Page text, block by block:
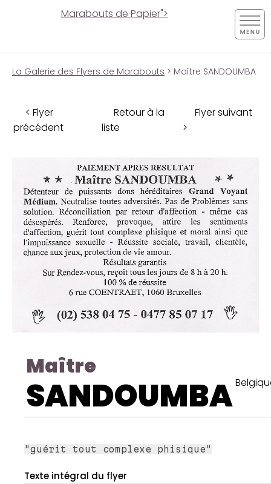
Marabouts de Papier">
La Galerie des Flyers de Marabouts > Maître SANDOUMBA
< Flyer
précédent
Retour à la
liste
Flyer suivant
>
Maître
SANDOUMBA
"guérit tout complexe phisique"
Texte intégral du flyer